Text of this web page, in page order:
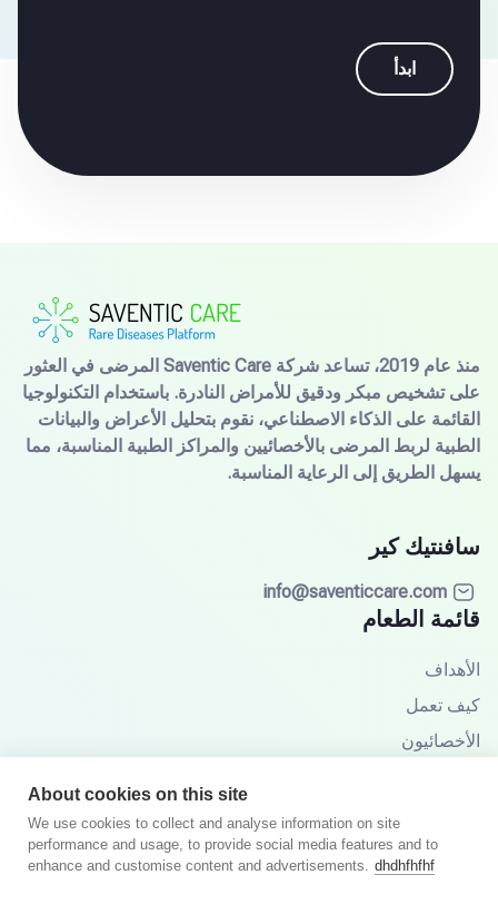
ابدأ
منذ عام 2019، تساعد شركة Saventic Care المرضى في العثور
على تشخيص مبكر ودقيق للأمراض النادرة. باستخدام التكنولوجيا
القائمة على الذكاء الاصطناعي، نقوم بتحليل الأعراض والبيانات
الطبية لربط المرضى بالأخصائيين والمراكز الطبية المناسبة، مما
يسهل الطريق إلى الرعاية المناسبة.
سافنتيك كير
info@saventiccare.com
قائمة الطعام
الأهداف
كيف تعمل
الأخصائيون
قاعدة المعرفة
الأسئلة الشائعة
About cookies on this site
We use cookies to collect and analyse information on site
performance and usage, to provide social media features and to
enhance and customise content and advertisements. dhdhfhfhf